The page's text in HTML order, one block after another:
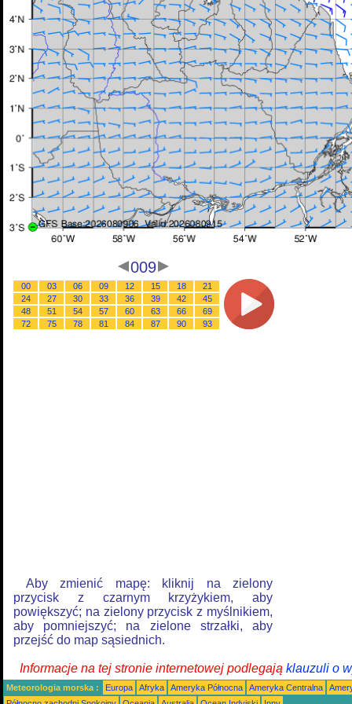
009
00 03 06 09 12 15 18
21
24
27 30 33 36 39 42
45
48
51 54 57 60 63 66
69
72
75 78 81 84 87 90 93
Aby zmienić mapę: kliknij na zielony
przycisk z czarnym krzyżykiem, aby
powiększyć; na zielony przycisk z myślnikiem,
aby pomniejszyć; na zielone strzałki, aby
przejść do map sąsiednich.
Informacje na tej stronie internetowej podlegają klauzuli o
Meteorologia morska : Europa Afryka Ameryka Północna Ameryka Centralna